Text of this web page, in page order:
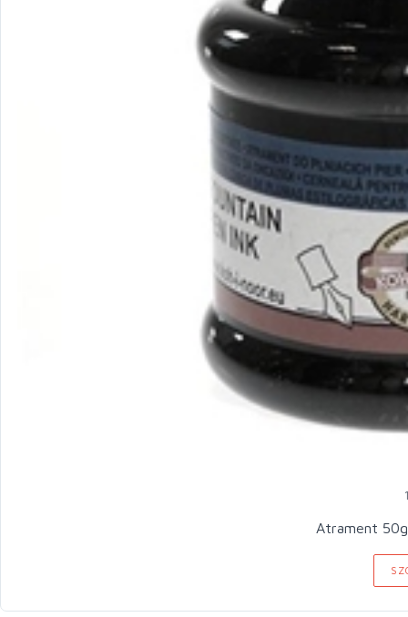
Atrament